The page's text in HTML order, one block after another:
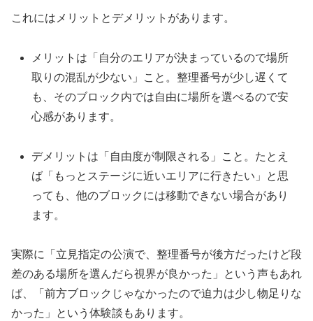
これにはメリットとデメリットがあります。
メリットは「自分のエリアが決まっているので場所
取りの混乱が少ない」こと。整理番号が少し遅くて
も、そのブロック内では自由に場所を選べるので安
心感があります。
デメリットは「自由度が制限される」こと。たとえ
ば「もっとステージに近いエリアに行きたい」と思
っても、他のブロックには移動できない場合があり
ます。
実際に「立見指定の公演で、整理番号が後方だったけど段
差のある場所を選んだら視界が良かった」という声もあれ
ば、「前方ブロックじゃなかったので迫力は少し物足りな
かった」という体験談もあります。